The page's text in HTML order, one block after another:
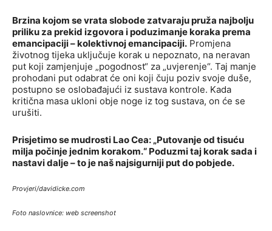
Brzina kojom se vrata slobode zatvaraju pruža najbolju
priliku za prekid izgovora i poduzimanje koraka prema
emancipaciji – kolektivnoj emancipaciji. Promjena
životnog tijeka uključuje korak u nepoznato, na neravan
put koji zamjenjuje „pogodnost“ za „uvjerenje“. Taj manje
prohodani put odabrat će oni koji čuju poziv svoje duše,
postupno se oslobađajući iz sustava kontrole. Kada
kritična masa ukloni obje noge iz tog sustava, on će se
urušiti.
Prisjetimo se mudrosti Lao Cea: „Putovanje od tisuću
milja počinje jednim korakom.“ Poduzmi taj korak sada i
nastavi dalje – to je naš najsigurniji put do pobjede.
Provjeri/davidicke.com
Foto naslovnice: web screenshot